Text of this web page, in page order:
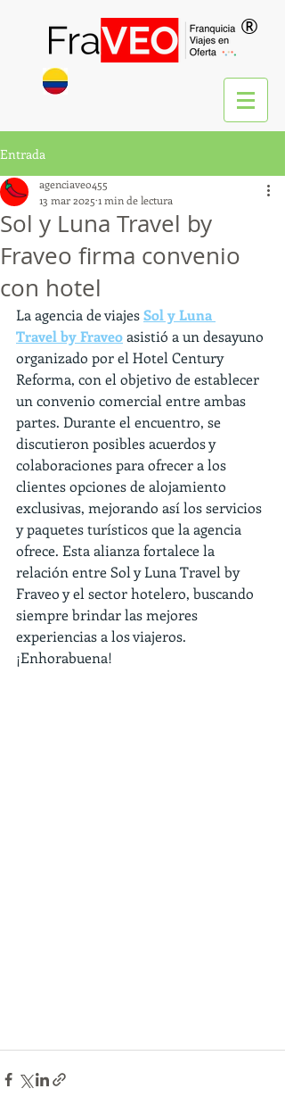
®
Entrada
Sol y Luna Travel by
Fraveo firma convenio
con hotel
agenciaveo455
13 mar 2025 1 min de lectura
La agencia de viajes Sol y Luna
Travel by Fraveo asistió a un desayuno
organizado por el Hotel Century
Reforma, con el objetivo de establecer
un convenio comercial entre ambas
partes. Durante el encuentro, se
discutieron posibles acuerdos y
colaboraciones para ofrecer a los
clientes opciones de alojamiento
exclusivas, mejorando así los servicios
y paquetes turísticos que la agencia
ofrece. Esta alianza fortalece la
relación entre Sol y Luna Travel by
Fraveo y el sector hotelero, buscando
siempre brindar las mejores
experiencias a los viajeros.
¡Enhorabuena!